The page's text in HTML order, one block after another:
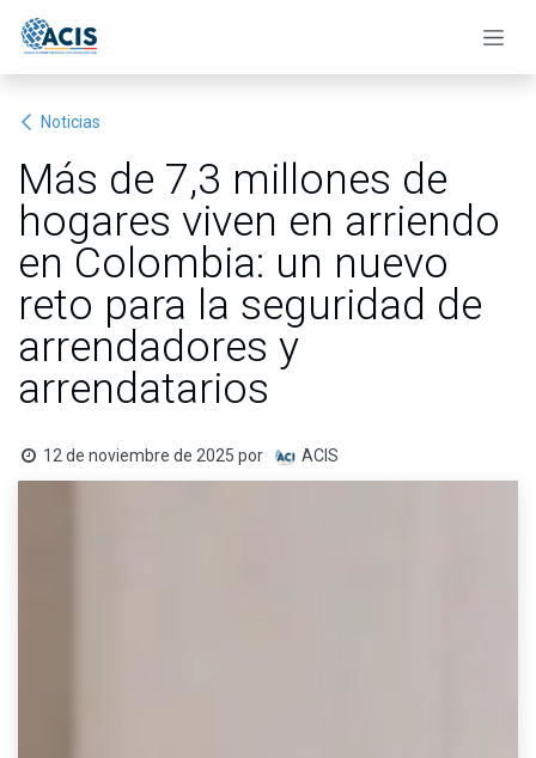
Noticias
Más de 7,3 millones de
hogares viven en arriendo
en Colombia: un nuevo
reto para la seguridad de
arrendadores y
arrendatarios
12 de noviembre de 2025 por ACIS